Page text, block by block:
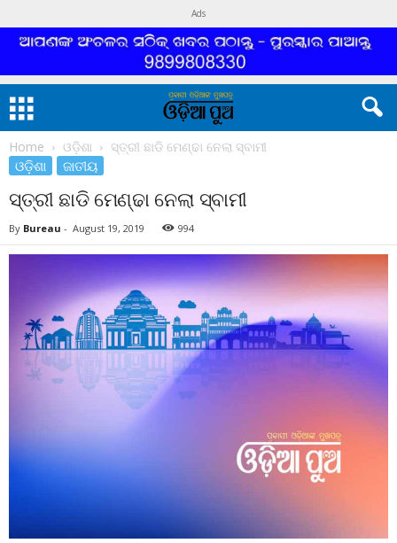
Ads
Home ଓଡ଼ିଶା ସ୍ତ୍ରୀ ଛାଡି ମେଣ୍ଢା ନେଲା ସ୍ବାମୀ
ଓଡ଼ିଶା ଜାତୀୟ
ସ୍ତ୍ରୀ ଛାଡି ମେଣ୍ଢା ନେଲା ସ୍ବାମୀ
By Bureau - August 19, 2019 994